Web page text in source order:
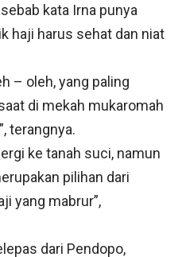
kata Irna punya
haji harus sehat dan niat
– oleh, yang paling
di mekah mukaromah
terangnya.
ke tanah suci, namun
pilihan dari
yang mabrur”,
dari Pendopo,